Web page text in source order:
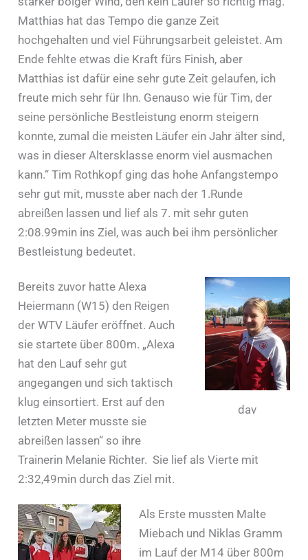
Matthias hat das Tempo die ganze Zeit
hochgehalten und viel Führungsarbeit geleistet. Am
Ende fehlte etwas die Kraft fürs Finish, aber
Matthias ist dafür eine sehr gute Zeit gelaufen, ich
freute mich sehr für Ihn. Genauso wie für Tim, der
seine persönliche Bestleistung enorm steigern
konnte, zumal die meisten Läufer ein Jahr älter sind,
was in dieser Altersklasse enorm viel ausmachen
kann.“ Tim Rothkopf ging das hohe Anfangstempo
sehr gut mit, musste aber nach der 1.Runde
abreißen lassen und lief als 7. mit sehr guten
2:08.99min ins Ziel, was auch bei ihm persönlicher
Bestleistung bedeutet.
dav
Bereits zuvor hatte Alexa
Heiermann (W15) den Reigen
der WTV Läufer eröffnet. Auch
sie startete über 800m. „Alexa
hat den Lauf sehr gut
angegangen und sich taktisch
klug einsortiert. Erst auf den
letzten Meter musste sie
abreißen lassen“ so ihre
Trainerin Melanie Richter. Sie lief als Vierte mit
2:32,49min durch das Ziel mit.
Als Erste mussten Malte
Miebach und Niklas Gramm
im Lauf der M14 über 800m